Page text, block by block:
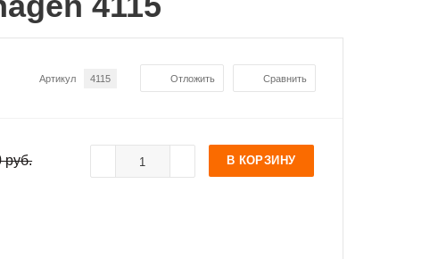
Отложить Сравнить
Артикул 4115
руб. В КОРЗИНУ